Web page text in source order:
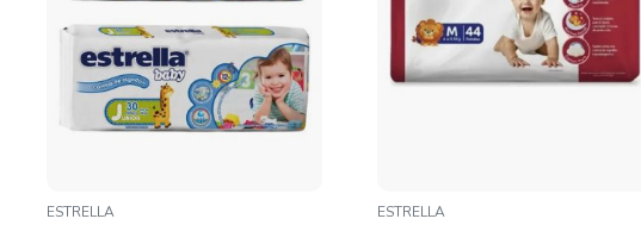
ESTRELLA ESTRELLA